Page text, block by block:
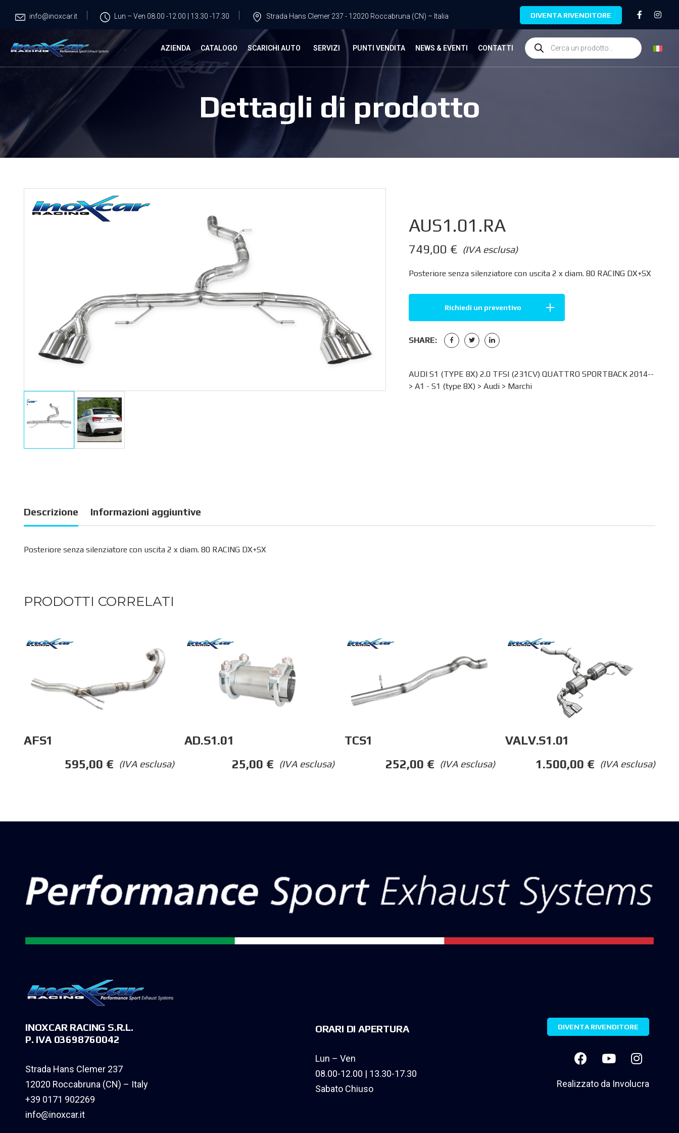
info@inoxcar.it Lun – Ven 08.00 -12.00 | 13.30 -17.30 Strada Hans Clemer 237 - 12020 Roccabruna (CN) – Italia DIVENTA RIVENDITORE
AZIENDA CATALOGO SCARICHI AUTO SERVIZI PUNTI VENDITA NEWS & EVENTI CONTATTI
Dettagli di prodotto
AUS1.01.RA
(IVA esclusa)
749,00 €
Posteriore senza silenziatore con uscita 2 x diam. 80 RACING DX+SX
Richiedi un preventivo
SHARE:
AUDI S1 (TYPE 8X) 2.0 TFSI (231CV) QUATTRO SPORTBACK 2014--
> A1 - S1 (type 8X)> Audi> Marchi
Descrizione Informazioni aggiuntive
Posteriore senza silenziatore con uscita 2 x diam. 80 RACING DX+SX
PRODOTTI CORRELATI
AFS1
(IVA esclusa)
595,00 €
AD.S1.01
(IVA esclusa)
25,00 €
TCS1
(IVA esclusa)
252,00 €
VALV.S1.01
(IVA esclusa)
1.500,00 €
INOXCAR RACING S.R.L.
P. IVA 03698760042
Strada Hans Clemer 237
12020 Roccabruna (CN) – Italy
+39 0171 902269
info@inoxcar.it
ORARI DI APERTURA
Lun – Ven
08.00-12.00 | 13.30-17.30
Sabato Chiuso
DIVENTA RIVENDITORE
Realizzato da Involucra